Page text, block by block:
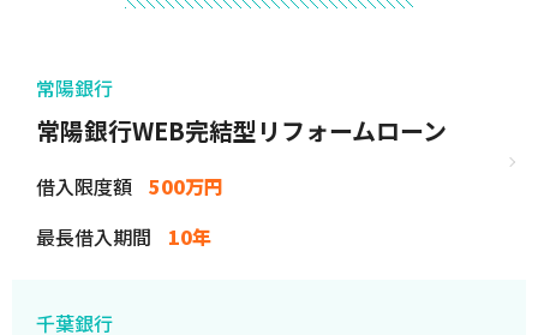
常陽銀行
常陽銀行WEB完結型リフォームローン
借入限度額 500万円
最長借入期間
10年
千葉銀行